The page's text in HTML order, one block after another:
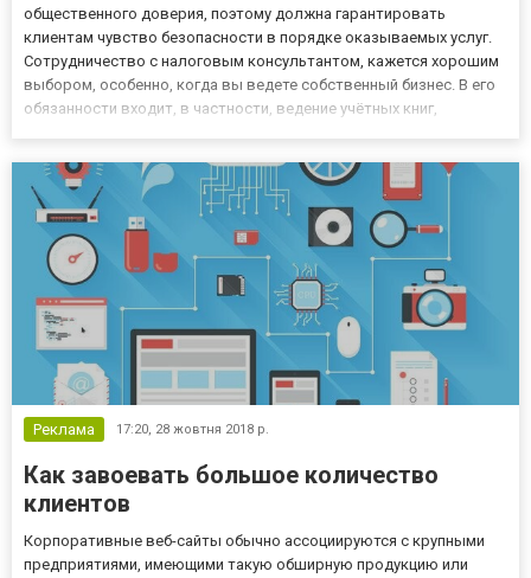
общественного доверия, поэтому должна гарантировать
клиентам чувство безопасности в порядке оказываемых услуг.
Сотрудничество с налоговым консультантом, кажется хорошим
выбором, особенно, когда вы ведете собственный бизнес. В его
обязанности входит, в частности, ведение учётных книг,
бухга...
Реклама 17:20, 28 жовтня 2018 р.
Как завоевать большое количество
клиентов
Корпоративные веб-сайты обычно ассоциируются с крупными
предприятиями, имеющими такую обширную продукцию или